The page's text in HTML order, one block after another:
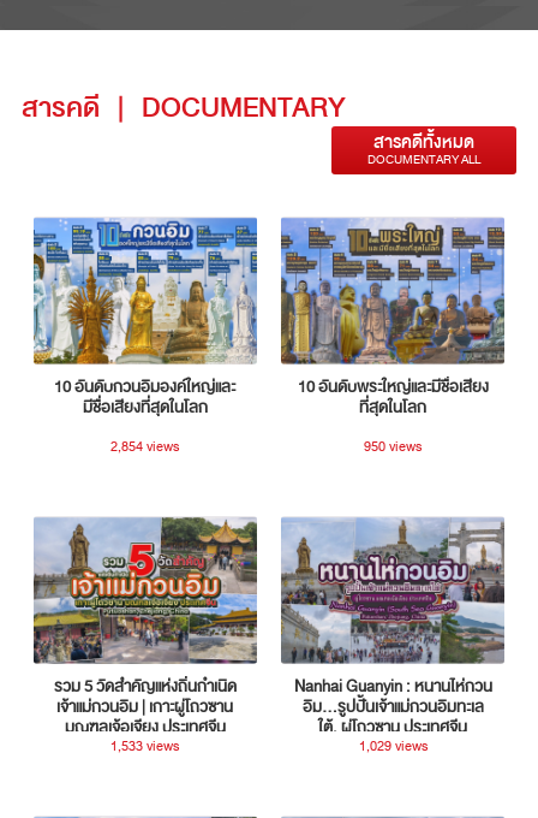
สารคดี | DOCUMENTARY
สารคดีทั้งหมด
DOCUMENTARY ALL
10 อันดับกวนอิมองค์ใหญ่และ
มีชื่อเสียงที่สุดในโลก
2,854 views
10 อันดับพระใหญ่และมีชื่อเสียง
ที่สุดในโลก
950 views
รวม 5 วัดสำคัญแห่งถิ่นกำเนิด
เจ้าแม่กวนอิม | เกาะผู่โถวซาน
มณฑลเจ้อเจียง ประเทศจีน
1,533 views
Nanhai Guanyin : หนานไห่กวน
อิม...รูปปั้นเจ้าแม่กวนอิมทะเล
ใต้, ผู่โถวซาน ประเทศจีน
1,029 views